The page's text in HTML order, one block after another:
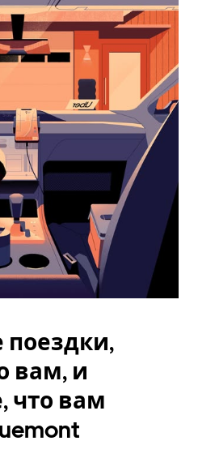
вам, и
что вам